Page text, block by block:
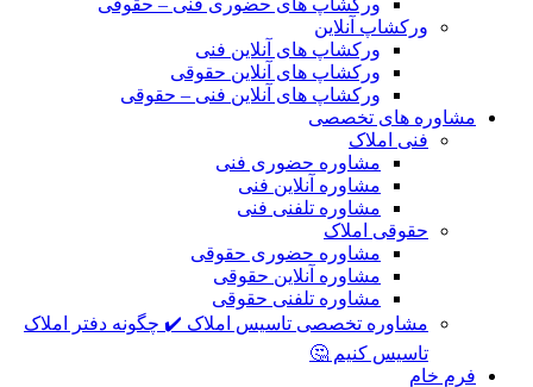
ورکشاپ های حضوری فنی – حقوقی
ورکشاپ آنلاین
ورکشاپ های آنلاین فنی
ورکشاپ های آنلاین حقوقی
ورکشاپ های آنلاین فنی – حقوقی
مشاوره های تخصصی
فنی املاک
مشاوره حضوری فنی
مشاوره آنلاین فنی
مشاوره تلفنی فنی
حقوقی املاک
مشاوره حضوری حقوقی
مشاوره آنلاین حقوقی
مشاوره تلفنی حقوقی
مشاوره تخصصی تاسیس املاک ✔️ چگونه دفتر املاک
تاسیس کنیم 🤔
فرم خام